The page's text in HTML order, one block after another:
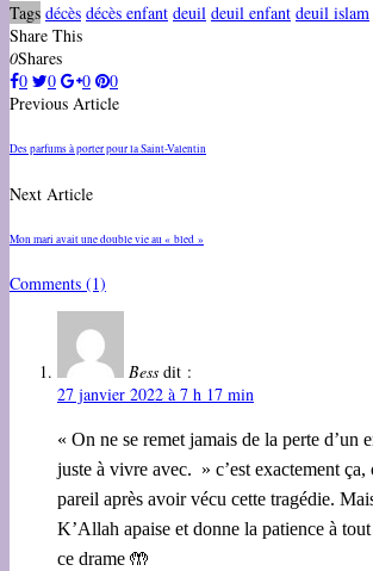
Tags décès décès enfant deuil deuil enfant deuil islam
Share This
0Shares
0
0 0
0
Previous Article
Des parfums à porter pour la Saint-Valentin
Next Article
Mon mari avait une double vie au « bled »
Comments (1)
Bess dit :
27 janvier 2022 à 7 h 17 min
« On ne se remet jamais de la perte d’un
juste à vivre avec. » c’est exactement ça,
pareil après avoir vécu cette tragédie.
K’Allah apaise et donne la patience à
ce drame 🤲